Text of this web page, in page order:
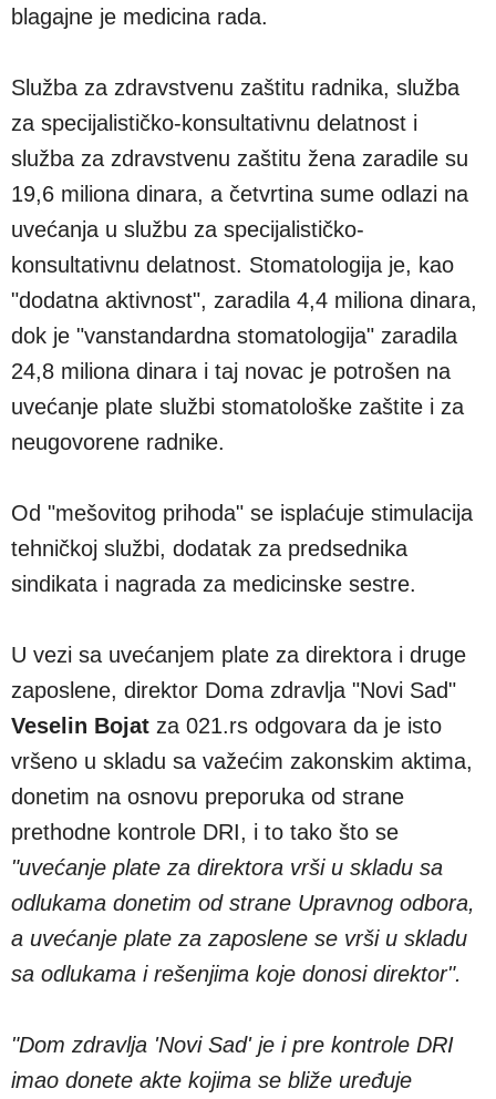
blagajne je medicina rada.
Služba za zdravstvenu zaštitu radnika, služba
za specijalističko-konsultativnu delatnost i
služba za zdravstvenu zaštitu žena zaradile su
19,6 miliona dinara, a četvrtina sume odlazi na
uvećanja u službu za specijalističko-
konsultativnu delatnost. Stomatologija je, kao
"dodatna aktivnost", zaradila 4,4 miliona dinara,
dok je "vanstandardna stomatologija" zaradila
24,8 miliona dinara i taj novac je potrošen na
uvećanje plate službi stomatološke zaštite i za
neugovorene radnike.
Od "mešovitog prihoda" se isplaćuje stimulacija
tehničkoj službi, dodatak za predsednika
sindikata i nagrada za medicinske sestre.
U vezi sa uvećanjem plate za direktora i druge
zaposlene, direktor Doma zdravlja "Novi Sad"
Veselin Bojat za 021.rs odgovara da je isto
vršeno u skladu sa važećim zakonskim aktima,
donetim na osnovu preporuka od strane
prethodne kontrole DRI, i to tako što se
"uvećanje plate za direktora vrši u skladu sa
odlukama donetim od strane Upravnog odbora,
a uvećanje plate za zaposlene se vrši u skladu
sa odlukama i rešenjima koje donosi direktor".
"Dom zdravlja 'Novi Sad' je i pre kontrole DRI
imao donete akte kojima se bliže uređuje